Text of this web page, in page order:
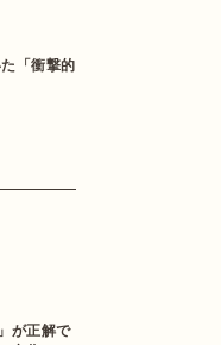
「衝撃的
が正解で